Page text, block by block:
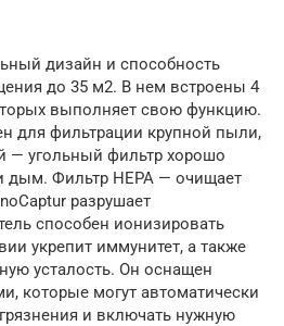
дизайн и способность
до 35 м2. В нем встроены 4
выполняет свою функцию.
для фильтрации крупной пыли,
— угольный фильтр хорошо
дым. Фильтр НЕРА — очищает
разрушает
способен ионизировать
укрепит иммунитет, а также
усталость. Он оснащен
которые могут автоматически
и включать нужную